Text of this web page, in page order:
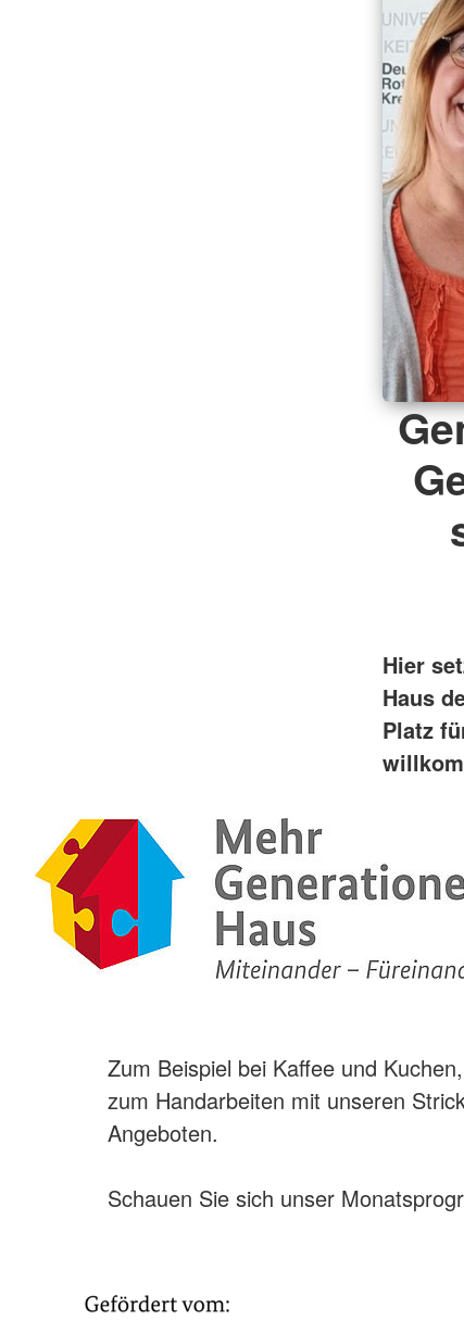
Hier
Haus
Platz
Zum Beispiel bei Kaffee und
zum Handarbeiten mit unseren
Angeboten.
Schauen Sie sich unser